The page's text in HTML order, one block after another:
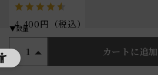
1 カートに追加
4,400円（税込）
HOME 商品カテゴリから探す